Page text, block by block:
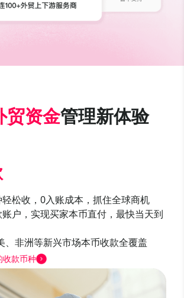
贸资金管理新体验
松收，0入账成本，抓住全球商机
户，实现买家本币直付，最快当天到
、非洲等新兴市场本币收款全覆盖
收款币种